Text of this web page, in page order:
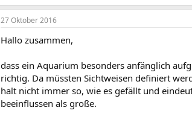
27 Oktober 2016
Hallo zusammen,
dass ein Aquarium besonders anfänglich
richtig. Da müssten Sichtweisen definiert
halt nicht immer so, wie es gefällt und
beeinflussen als große.